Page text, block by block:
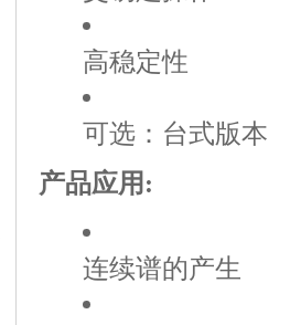
高稳定性
可选：台式版本
产品应用:
连续谱的产生